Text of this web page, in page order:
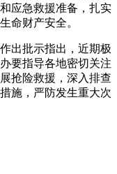
应急救援准备，扎实
命财产安全。
出批示指出，近期极
要指导各地密切关注
抢险救援，深入排查
施，严防发生重大次